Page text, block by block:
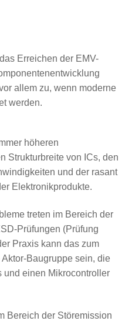
Erreichen der EMV-
allem zu, wenn moderne
werden.
höheren
Strukturbreite von ICs, den
und der rasant
Elektronikprodukte.
treten im Bereich der
Prüfungen (Prüfung
Praxis kann das zum
Baugruppe sein, die
einen Mikrocontroller
Bereich der Störemission